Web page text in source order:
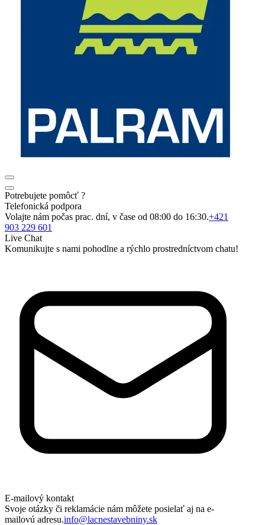
Potrebujete pomôcť ?
Telefonická podpora
Volajte nám počas prac. dní, v čase od 08:00 do 16:30.+421
903 229 601
Live Chat
Komunikujte s nami pohodlne a rýchlo prostredníctvom chatu!
E-mailový kontakt
Svoje otázky či reklamácie nám môžete posielať aj na e-
mailovú adresu.info@lacnestavebniny.sk